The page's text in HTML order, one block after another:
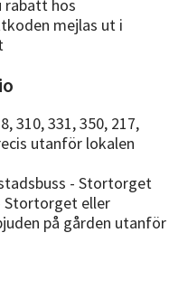
rabatt hos
mejlas ut i
310, 331, 350, 217,
utanför lokalen
- Stortorget
Stortorget eller
på gården utanför